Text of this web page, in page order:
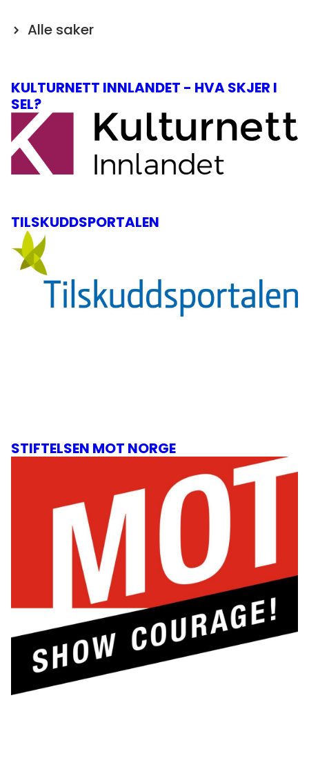
Alle saker
KULTURNETT INNLANDET - HVA SKJER I
SEL?
TILSKUDDSPORTALEN
STIFTELSEN MOT NORGE